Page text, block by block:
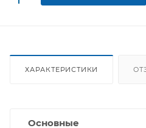
ХАРАКТЕРИСТИКИ
Основные